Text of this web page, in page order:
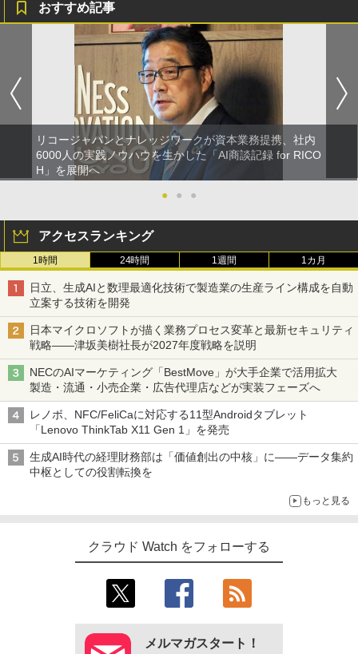
おすすめ記事
リコージャパンとナレッジワークが資本業務提携、社内
6000人の実践ノウハウを生かした「AI商談記録 for RICO
H」を展開へ
●
● ●
アクセスランキング
1時間 24時間 1週間 1カ月
日立、生成AIと数理最適化技術で製造業の生産ライン構成を自動
立案する技術を開発
日本マイクロソフトが描く業務プロセス変革と最新セキュリティ
戦略――津坂美樹社長が2027年度戦略を説明
NECのAIマーケティング「BestMove」が大手企業で活用拡大
製造・流通・小売企業・広告代理店などが実装フェーズへ
レノボ、NFC/FeliCaに対応する11型Androidタブレット
「Lenovo ThinkTab X11 Gen 1」を発売
生成AI時代の経理財務部は「価値創出の中核」に――データ集約
中枢としての役割転換を
もっと見る
クラウド Watch をフォローする
メルマガスタート！